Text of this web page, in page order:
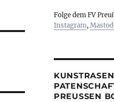
Folge dem FV
Instagram,
PREUSSEN